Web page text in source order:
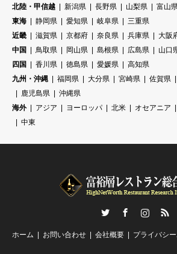
北陸・甲信越
新潟県 長野県 山梨県 富山県
東海
静岡県 愛知県 岐阜県
三重県
近畿
滋賀県 京都府 奈良県 兵庫県 大阪
中国
鳥取県 岡山県 島根県 広島県
山口
四国
香川県 徳島県 愛媛県
高知県
九州・沖縄
福岡県 大分県 宮崎県 佐賀県
鹿児島県
沖縄県
海外
アジア ヨーロッパ 北米 オセアニア
中東
RSS
ホーム お問い合わせ 会社概要 プライバシ